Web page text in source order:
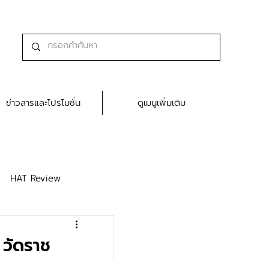
ข่าวสารและโปรโมชั่น ดูเมนูเพิ่มเติม
HAT Review
ดราช